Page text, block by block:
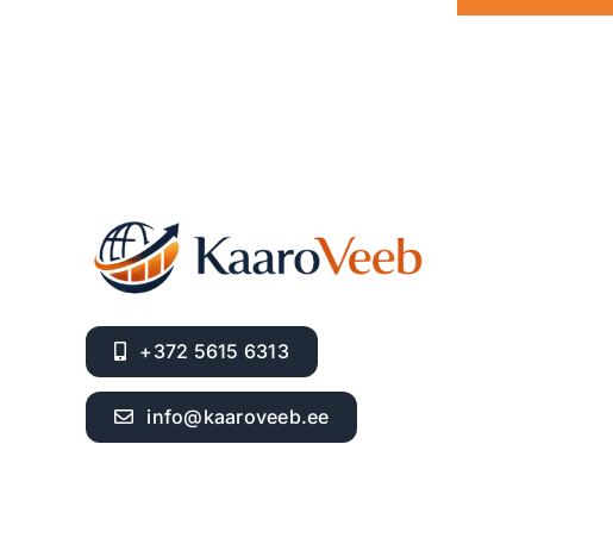
+372 5615 6313
info@kaaroveeb.ee